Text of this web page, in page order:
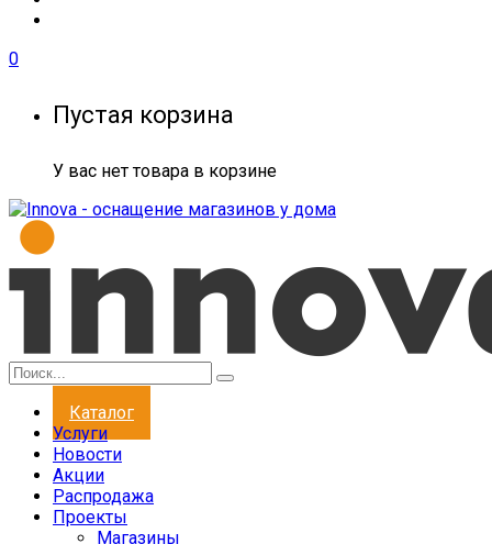
0
Пустая корзина
У вас нет товара в корзине
Каталог
Услуги
Новости
Акции
Распродажа
Проекты
Магазины